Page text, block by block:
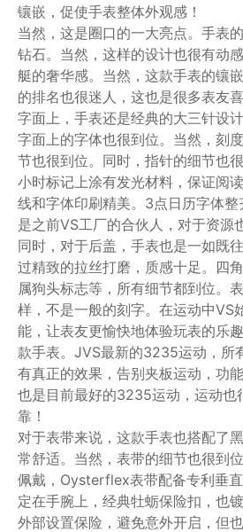
镶嵌，促使手表整体外观感！
当然，这是圈口的一大亮点。手表
钻石。当然，这样的设计也很有动
艇的奢华感。当然，这款手表的镶
的排名也很迷人，这也是很多表友
字面上，手表还是经典的大三针设
字面上的字体也很到位。当然，刻
节也很到位。同时，指针的细节也
小时标记上涂有发光材料，保证阅
线和字体印刷精美。3点日历字体
是之前VS工厂的合伙人，对于资源
同时，对于后盖，手表也是一如既
过精致的拉丝打磨，质感十足。四
属狗头标志等，所有细节都到位。
样，不是一般的刻字。在运动中VS
能，让表友更愉快地体验玩表的乐
款手表。JVS最新的3235运动，所
有真正的效果，告别夹板运动，功
也是目前最好的3235运动，运动也
靠！
对于表带来说，这款手表也搭配了
常舒适。当然，表带的细节也很到
佩戴，Oysterflex表带配备专利垂
定在手腕上，经典牡蛎保险扣，也
外部设置保险，避免意外开启，但